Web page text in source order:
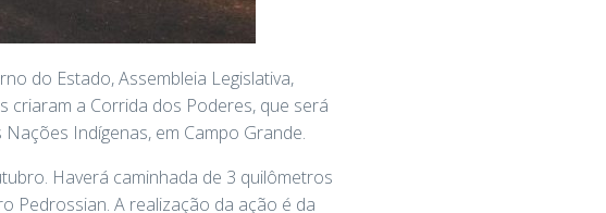
do Estado, Assembleia Legislativa,
criaram a Corrida dos Poderes, que será
Indígenas, em Campo Grande.
Haverá caminhada de 3 quilômetros
Pedrossian. A realização da ação é da